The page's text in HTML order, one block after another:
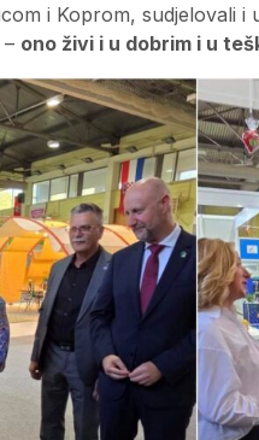
i Koprom, sudjelovali
ono živi i u dobrim i u